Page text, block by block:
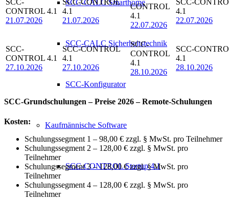
SCC-CALC Smarthome
SCC-CALC Sicherheitstechnik
SCC-Konfigurator
Kaufmännische Software
SCC-CONTROL Startup 4.1
21.07.2026 21.07.2026
22.07.2026
22.07.2026
27.10.2026 27.10.2026
28.10.2026
28.10.2026
SCC-Grundschulungen – Preise 2026 – Remote-Schulungen
Kosten:
Schulungssegment 1 – 98,00 € zzgl. § MwSt. pro Teilnehmer
Schulungssegment 2 – 128,00 € zzgl. § MwSt. pro
Teilnehmer
Schulungssegment 3 – 128,00 € zzgl. § MwSt. pro
Teilnehmer
Schulungssegment 4 – 128,00 € zzgl. § MwSt. pro
Teilnehmer